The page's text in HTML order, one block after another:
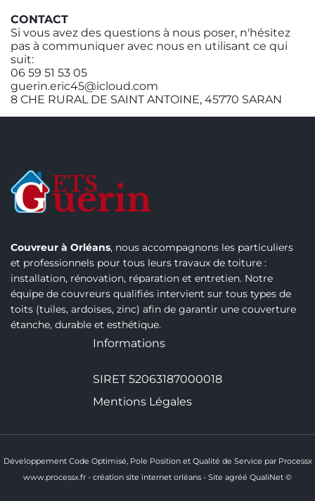
CONTACT
Si vous avez des questions à nous poser, n'hésitez
pas à communiquer avec nous en utilisant ce qui
suit:
06 59 51 53 05
guerin.eric45@icloud.com
8 CHE RURAL DE SAINT ANTOINE, 45770 SARAN
Couvreur à Orléans, nous accompagnons les particuliers
et professionnels pour tous leurs travaux de toiture :
installation, rénovation, réparation et entretien. Notre
équipe de couvreurs qualifiés intervient sur tous types de
toits (tuiles, ardoises, zinc) afin de garantir une couverture
étanche, durable et esthétique.
Informations
SIRET 52063187000018
Mentions Légales
Développement Code Optimisé, Pole Position et Qualité de Service par Processx
www.processx.fr - création site internet orléans - Site agréé QualiNet ©